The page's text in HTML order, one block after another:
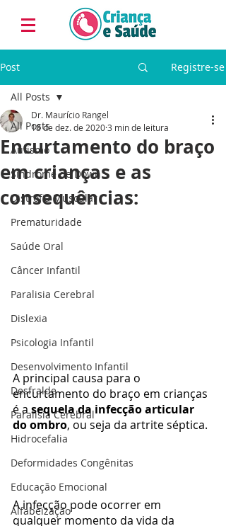
Post Registre-se
All Posts
Autismo
Síndrome de Down
Distrofia Muscular
Prematuridade
Saúde Oral
Câncer Infantil
Paralisia Cerebral
Dislexia
Psicologia Infantil
Desenvolvimento Infantil
Desfralde
Paralisia Cerebral
Hidrocefalia
Deformidades Congênitas
Educação Emocional
Alfabeização
All Posts
Encurtamento do braço
em crianças e as
consequências:
Dr. Maurício Rangel
18 de dez. de 20203 min de leitura
A principal causa para o
encurtamento do braço em crianças
é a sequela da infecção articular
do ombro, ou seja da artrite séptica.
A infecção pode ocorrer em
qualquer momento da vida da